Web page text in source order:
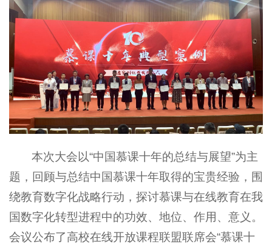
本次大会以“中国慕课十年的总结与展望”为主
题，回顾与总结中国慕课十年取得的宝贵经验，围
绕教育数字化战略行动，探讨慕课与在线教育在我
国数字化转型进程中的功效、地位、作用、意义。
会议公布了高校在线开放课程联盟联席会“慕课十